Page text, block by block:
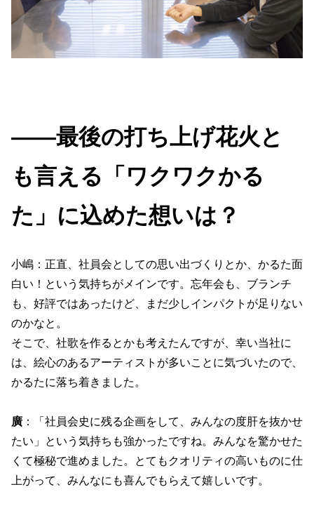
――最後の打ち上げ花火と
も言える「ワクワクかる
た」に込めた想いは？
小嶋：正直、社員会としての思い出づくりとか、かるた面
白い！という気持ちがメインです。忘年会も、ブランチ
も、好評ではあったけど、まだ少しインパクトが足りない
のかなと。
そこで、社歌を作るとかも考えたんですが、幸い当社に
は、絵心のあるアーティストが多いことに気づいたので、
かるたに落ち着きました。
廣 ：「社員会史に残る企画をして、みんなの度肝を抜かせ
たい」という気持ちも強かったですね。みんなを驚かせた
くて極秘で進めました。とてもクオリティの高いものに仕
上がって、みんなにも喜んでもらえて嬉しいです。